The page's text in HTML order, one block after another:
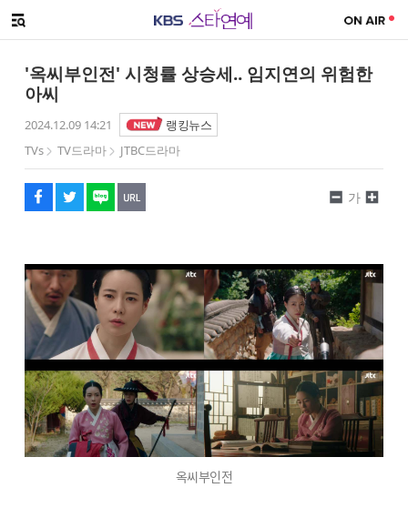
메뉴 열기
'옥씨부인전' 시청률 상승세.. 임지연의 위험한
아씨
2024.12.09 14:21
랭킹뉴스
TVs
TV드라마 JTBC드라마
페이스북
트위터
네이버
URL복사
글씨 작게보기
가
글씨 크게보기
옥씨부인전
해시태그